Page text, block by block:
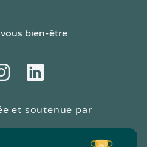
bien-être
LinkedIn
et soutenue par